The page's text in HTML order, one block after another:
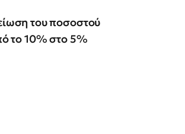
του ποσοστού
το 10% στο 5%